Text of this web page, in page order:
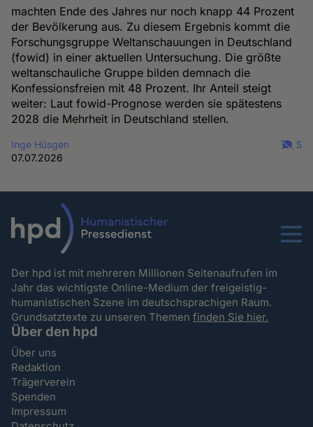
machten Ende des Jahres nur noch knapp 44 Prozent
der Bevölkerung aus. Zu diesem Ergebnis kommt die
Forschungsgruppe Weltanschauungen in Deutschland
(fowid) in einer aktuellen Untersuchung. Die größte
weltanschauliche Gruppe bilden demnach die
Konfessionsfreien mit 48 Prozent. Ihr Anteil steigt
weiter: Laut fowid-Prognose werden sie spätestens
2028 die Mehrheit in Deutschland stellen.
Inge Hüsgen
07.07.2026
5
Menu
Der hpd ist mit mehreren Millionen Seitenaufrufen im
Jahr das wichtigste Online-Medium der freigeistig-
humanistischen Szene im deutschsprachigen Raum.
Grundsatztexte zu unseren Themenfinden Sie hier.
Über den hpd
Über uns
Redaktion
Trägerverein
Spenden
Impressum